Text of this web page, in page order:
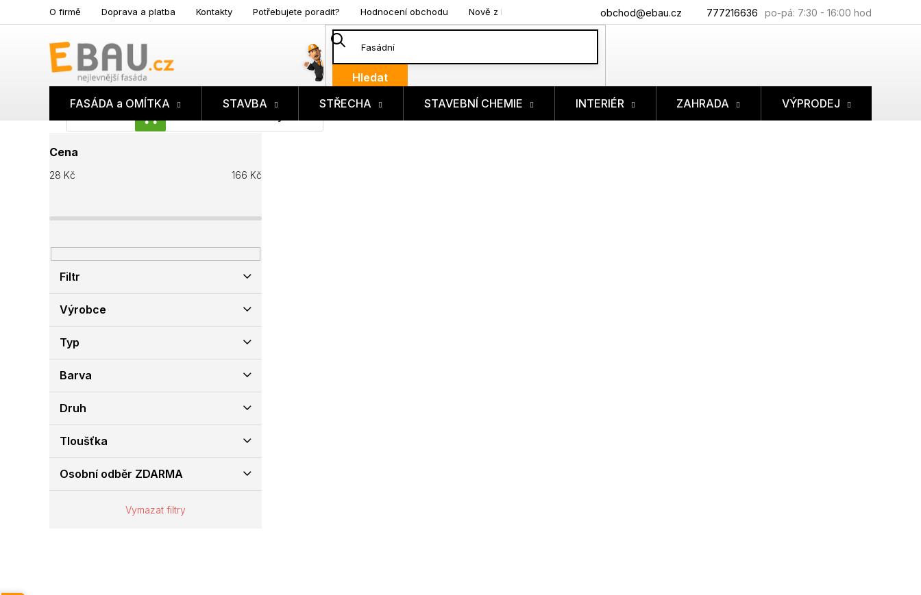
na
777216636
obchod@ebau.cz
O firmě Doprava a platba Kontakty Potřebujete poradit? Hodnocení obchodu Nově z blogu
Hledat
NÁKUPNÍ
FASÁDA a OMÍTKA STAVBA STŘECHA STAVEBNÍ CHEMIE INTERIÉR ZAHRADA VÝPRODEJ
o
s
a
n
í
a
Cena
28 Kč 166 Kč
Filtr
Výrobce
Typ
Barva
Druh
Tloušťka
Osobní odběr ZDARMA
Vymazat filtry